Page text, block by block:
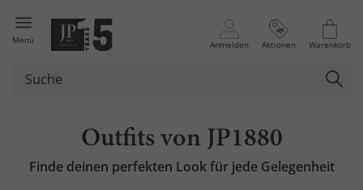
Menü Anmelden Aktionen Warenkorb
Outfits von JP1880
Finde deinen perfekten Look für jede Gelegenheit